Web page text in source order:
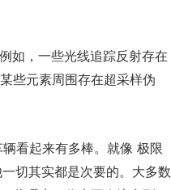
如，一些光线追踪反射存在
些元素周围存在超采样伪
看起来有多棒。就像 极限
切其实都是次要的。大多数